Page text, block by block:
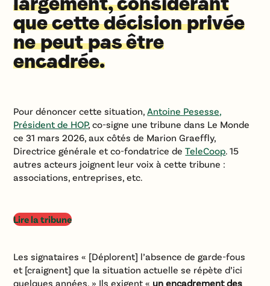
que cette décision privée
ne peut pas être
encadrée.
Pour dénoncer cette situation,Antoine Pesesse,
Président de HOP, co-signe une tribune dans Le Monde
ce 31 mars 2026, aux côtés de Marion Graeffly,
Directrice générale et co-fondatrice deTeleCoop. 15
autres acteurs joignent leur voix à cette tribune :
associations, entreprises, etc.
Lire la tribune
Les signataires « [Déplorent] l’absence de garde-fous
et [craignent] que la situation actuelle se répète d’ici
quelques années. » Ils exigent « un encadrement des